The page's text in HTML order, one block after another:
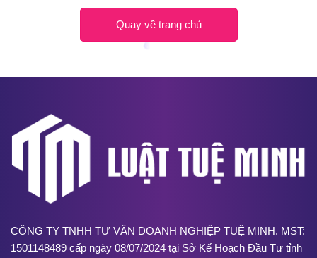
Quay về trang chủ
CÔNG TY TNHH TƯ VẤN DOANH NGHIỆP TUỆ MINH. MST:
1501148489 cấp ngày 08/07/2024 tại Sở Kế Hoạch Đầu Tư tỉnh